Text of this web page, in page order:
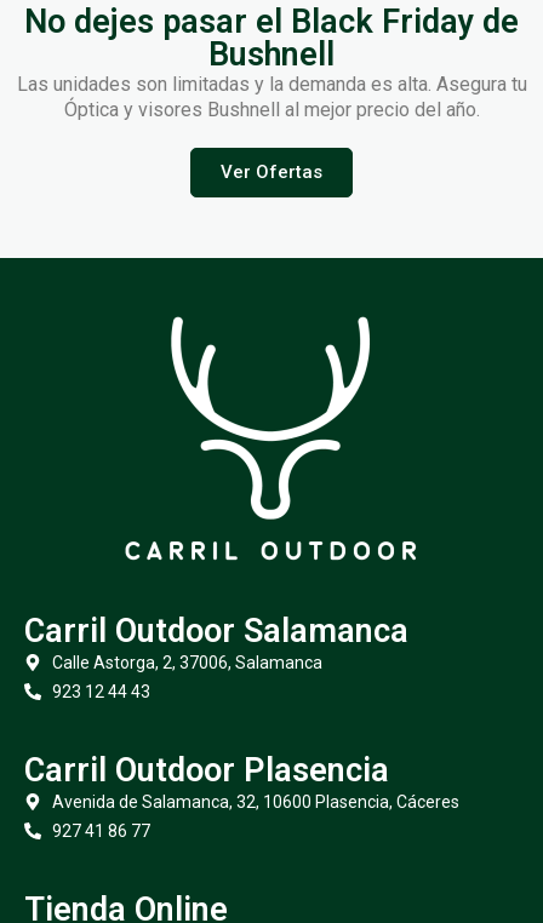
No dejes pasar el Black Friday de
Bushnell
Las unidades son limitadas y la demanda es alta. Asegura tu
Óptica y visores Bushnell al mejor precio del año.
Ver Ofertas
Carril Outdoor Salamanca
Calle Astorga, 2, 37006, Salamanca
923 12 44 43
Carril Outdoor Plasencia
Avenida de Salamanca, 32, 10600 Plasencia, Cáceres
927 41 86 77
Tienda Online